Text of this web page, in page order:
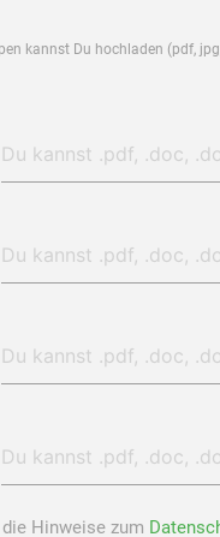
kannst Du hochladen (pdf,
Hinweise zum